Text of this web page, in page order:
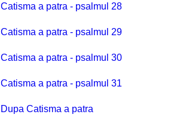
Catisma a patra - psalmul 28
Catisma a patra - psalmul 29
Catisma a patra - psalmul 30
Catisma a patra - psalmul 31
Dupa Catisma a patra